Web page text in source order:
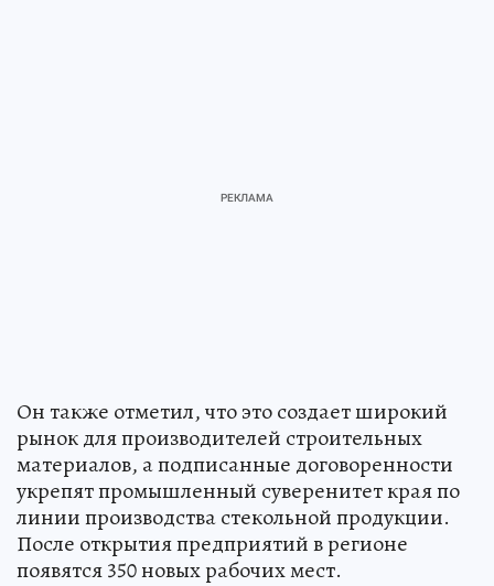
Он также отметил, что это создает широкий
рынок для производителей строительных
материалов, а подписанные договоренности
укрепят промышленный суверенитет края по
линии производства стекольной продукции.
После открытия предприятий в регионе
появятся 350 новых рабочих мест.